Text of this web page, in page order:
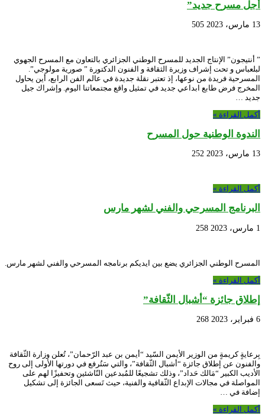
أجل مسرح جديد”
13 مارس، 2023 505
” أنتيجون” الإنتاج الجديد للمسرح الوطني الجزائري بالتعاون مع المسرح الجهوي
لبلعباس و تحت إشراف وزيرة الثقافة و الفنون الدكتورة ” صورية مولوجي”.
المسرحية فريدة من نوعها، إذ تعتبر نقلة جديدة في عالم الفن الرابع، أين يحاول
المخرج فرض طابع ابداعي جديد في تمثيل واقع مجتمعاتنا اليوم. وإشراك جيل
جديد …
أكمل القراءة »
الندوة الوطنية حول المسرح
13 مارس، 2023 252
أكمل القراءة »
البرنامج المسرحي والفني لشهر مارس
1 مارس، 2023 258
المسرح الوطني الجزائري يضع بين ايديكم برنامجه المسرحي والفني لشهر مارس.
أكمل القراءة »
إطلاق جائزة “أشبال الثّقافة”
6 فبراير، 2023 268
بِرعايةٍ كريمةٍ من الوزير الأيمن السّيد “أيمن بن عبد الرّحمان”، تُعلن وزارة الثّقافة
والفنون عن إطلاق جائزة “أشبال الثّقافة”، والتي سَتُرفع في دورتها الأولى إلى روح
الأديب الكبير “مَالك حَداد”، وذلك تشجيعًا للمُبدعين النّاشئين وتحفيزًا لهم على
المواصلة في مجالات الإبداع الثّقافية والفنية، حيث تَسعى الجائزة إلى تشكيل
إضافة في …
أكمل القراءة »